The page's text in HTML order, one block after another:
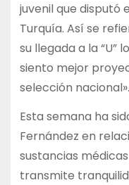
juvenil que disputó
Turquía. Así se
su llegada a la “U”
siento mejor
selección nacional».
Esta semana ha
Fernández en
sustancias
transmite